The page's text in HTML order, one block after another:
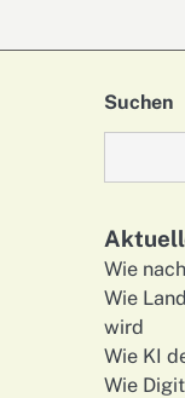
Suchen
Wie
Wie
wird
Wie KI
Wie